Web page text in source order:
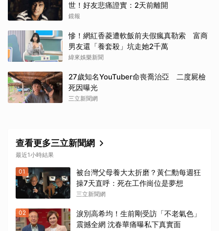
世！好友悲痛證實：2天前離開
鏡報
慘！網紅香菱遭軟飯前夫假瘋真勒索 富商
男友還「養套殺」坑走她2千萬
緯來娛樂新聞
27歲知名YouTuber命喪喬治亞 二度屍檢
死因曝光
三立新聞網
查看更多三立新聞網
最近1小時結果
01
被台灣父母養大太折磨？黃仁勳每週狂
操7天直呼：死在工作崗位是夢想
三立新聞網
02
淚別高希均！生前剛受訪「不老氣色」
震撼全網 沈春華痛曝私下真實面